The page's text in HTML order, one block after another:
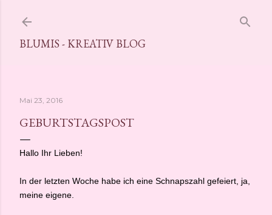
BLUMIS - KREATIV BLOG
Mai 23, 2016
GEBURTSTAGSPOST
Hallo Ihr Lieben!
In der letzten Woche habe ich eine Schnapszahl gefeiert, ja,
meine eigene.